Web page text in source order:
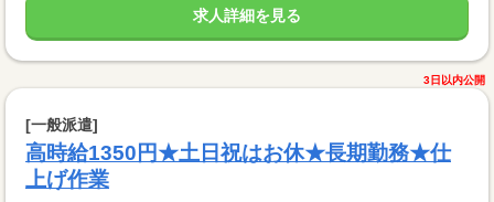
求人詳細を見る
3日以内公開
[一般派遣]
高時給1350円★土日祝はお休★長期勤務★仕
上げ作業